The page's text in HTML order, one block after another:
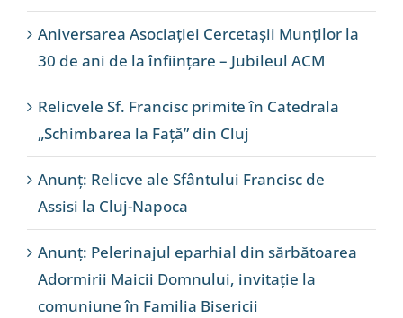
Aniversarea Asociației Cercetașii Munților la
30 de ani de la înființare – Jubileul ACM
Relicvele Sf. Francisc primite în Catedrala
„Schimbarea la Față” din Cluj
Anunț: Relicve ale Sfântului Francisc de
Assisi la Cluj-Napoca
Anunț: Pelerinajul eparhial din sărbătoarea
Adormirii Maicii Domnului, invitație la
comuniune în Familia Bisericii